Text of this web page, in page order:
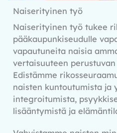
Naiserityinen työ
Naiserityinen työ tukee
pääkaupunkiseudulle
vapautuneita naisia
vertaisuuteen
Edistämme
naisten kuntoutumista ja
integroitumista,
lisääntymistä ja